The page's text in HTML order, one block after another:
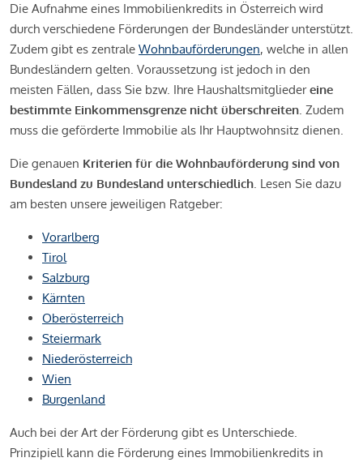
Die Aufnahme eines Immobilienkredits in Österreich wird
durch verschiedene Förderungen der Bundesländer unterstützt.
Zudem gibt es zentrale Wohnbauförderungen, welche in allen
Bundesländern gelten. Voraussetzung ist jedoch in den
meisten Fällen, dass Sie bzw. Ihre Haushaltsmitgliedereine
bestimmte Einkommensgrenze nicht überschreiten. Zudem
muss die geförderte Immobilie als Ihr Hauptwohnsitz dienen.
Die genauen Kriterien für die Wohnbauförderung sind von
Bundesland zu Bundesland unterschiedlich. Lesen Sie dazu
am besten unsere jeweiligen Ratgeber:
Vorarlberg
Tirol
Salzburg
Kärnten
Oberösterreich
Steiermark
Niederösterreich
Wien
Burgenland
Auch bei der Art der Förderung gibt es Unterschiede.
Prinzipiell kann die Förderung eines Immobilienkredits in